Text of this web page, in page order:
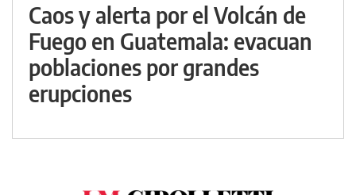
Caos y alerta por el Volcán de
Fuego en Guatemala: evacuan
poblaciones por grandes
erupciones